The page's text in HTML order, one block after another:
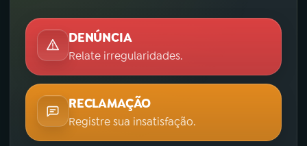
DENÚNCIA
Relate irregularidades.
RECLAMAÇÃO
Registre sua insatisfação.